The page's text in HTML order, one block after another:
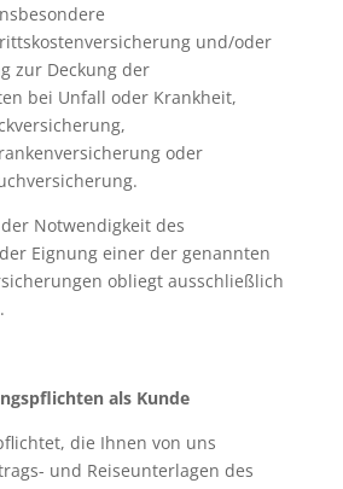
und/oder
zur Deckung der
bei Unfall oder Krankheit,
oder
Notwendigkeit des
Eignung einer der genannten
obliegt ausschließlich
als Kunde
die Ihnen von uns
und Reiseunterlagen des